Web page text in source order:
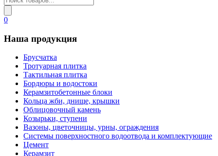
0
Наша продукция
Брусчатка
Тротуарная плитка
Тактильная плитка
Бордюры и водостоки
Керамзитобетонные блоки
Кольца жби, днище, крышки
Облицовочный камень
Козырьки, ступени
Вазоны, цветочницы, урны, ограждения
Системы поверхностного водоотвода и комплектующие
Цемент
Керамзит